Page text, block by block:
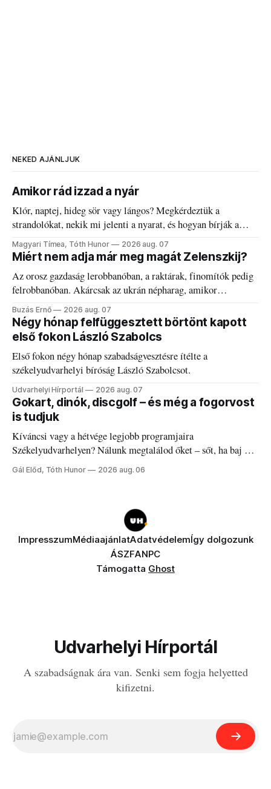
NEKED AJÁNLJUK
Amikor rád izzad a nyár
Klór, naptej, hideg sör vagy lángos? Megkérdeztük a
strandolókat, nekik mi jelenti a nyarat, és hogyan bírják a
kánikulát.
Magyari Tímea, Tóth Hunor 2026 aug. 07
Miért nem adja már meg magát Zelenszkij?
Az orosz gazdaság lerobbanóban, a raktárak, finomítók pedig
felrobbanóban. Akárcsak az ukrán népharag, amikor
elégedetlen vezetőivel.
Buzás Ernő 2026 aug. 07
Négy hónap felfüggesztett börtönt kapott
első fokon László Szabolcs
Első fokon négy hónap szabadságvesztésre ítélte a
székelyudvarhelyi bíróság László Szabolcsot.
Udvarhelyi Hírportál 2026 aug. 07
Gokart, dinók, discgolf – és még a fogorvost
is tudjuk
Kíváncsi vagy a hétvége legjobb programjaira
Székelyudvarhelyen? Nálunk megtalálod őket – sőt, ha baj van
a fogaddal, a fogorvosi ügyeletet is!
Gál Előd, Tóth Hunor 2026 aug. 06
ImpresszumMédiaajánlatAdatvédelemÍgy dolgozunk
ÁSZFANPC
Támogatta Ghost
Udvarhelyi Hírportál
A szabadságnak ára van. Senki sem fogja helyetted
kifizetni.